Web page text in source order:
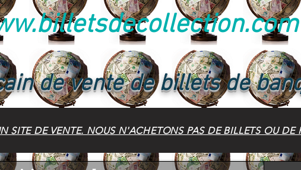
de vente de billets de
SITE DE VENTE. NOUS N'ACHETONS PAS DE BILLETS OU DE